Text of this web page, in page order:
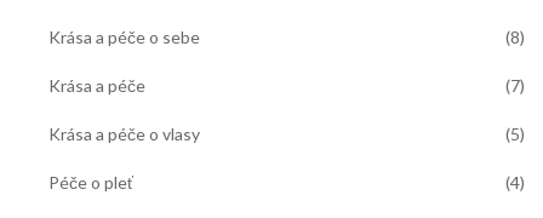
Krása a péče o sebe (8)
Krása a péče (7)
Krása a péče o vlasy (5)
Péče o pleť (4)